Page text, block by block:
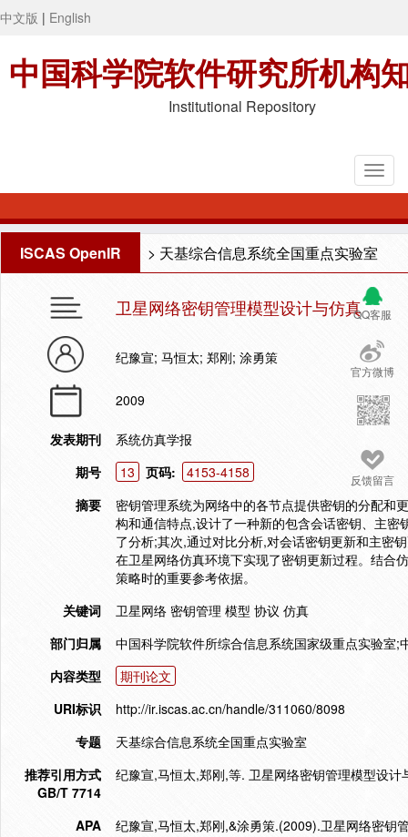
中文版 | English
中国科学院软件研究所机构
Institutional Repository
ISCAS OpenIR > 天基综合信息系统全国重点实验室
QQ客服
官方微博
反馈留言
卫星网络密钥管理模型设计与仿真
纪豫宣; 马恒太; 郑刚; 涂勇策
2009
发表期刊
系统仿真学报
期号
13 页码:
4153-4158
摘要
密钥管理系统为网络中的各节点提供密钥的分配和
构和通信特点,设计了一种新的包含会话密钥、主
了分析;其次,通过对比分析,对会话密钥更新和主密
在卫星网络仿真环境下实现了密钥更新过程。结合
策略时的重要参考依据。
关键词
卫星网络 密钥管理 模型 协议 仿真
部门归属
中国科学院软件所综合信息系统国家级重点实验室;
内容类型
期刊论文
URI标识
http://ir.iscas.ac.cn/handle/311060/8098
专题
天基综合信息系统全国重点实验室
推荐引用方式
GB/T 7714
纪豫宣,马恒太,郑刚,等. 卫星网络密钥管理模型设
APA
纪豫宣,马恒太,郑刚,&涂勇策.(2009).卫星网络密钥